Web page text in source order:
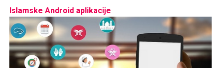
Islamske Android aplikacije